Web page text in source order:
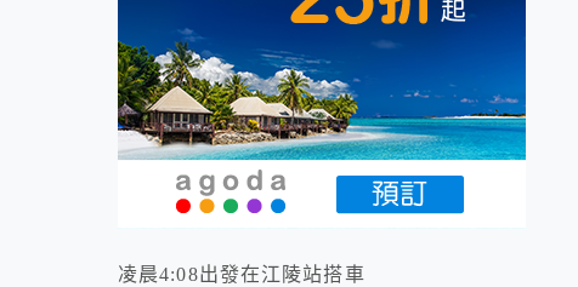
凌晨4:08出發在江陵站搭車